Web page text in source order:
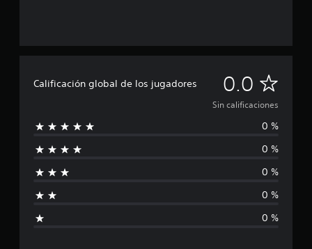
Calificación global de los jugadores 0.0 S
i
n
c
a
Sin calificaciones
0 %
0 %
0 %
0 %
0 %